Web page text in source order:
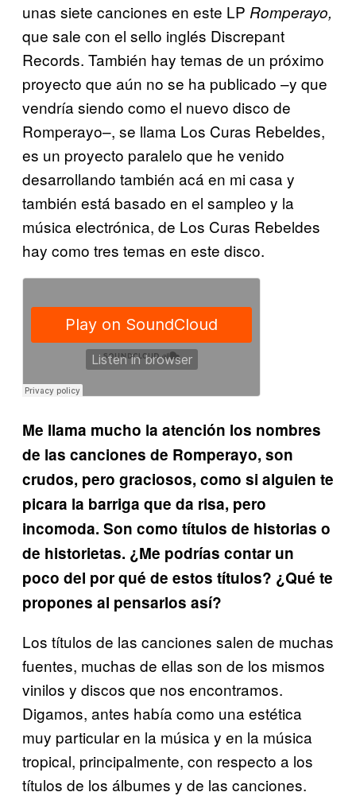
unas siete canciones en este LP Romperayo,
que sale con el sello inglés Discrepant
Records. También hay temas de un próximo
proyecto que aún no se ha publicado –y que
vendría siendo como el nuevo disco de
Romperayo–, se llama Los Curas Rebeldes,
es un proyecto paralelo que he venido
desarrollando también acá en mi casa y
también está basado en el sampleo y la
música electrónica, de Los Curas Rebeldes
hay como tres temas en este disco.
Me llama mucho la atención los nombres
de las canciones de Romperayo, son
crudos, pero graciosos, como si alguien te
picara la barriga que da risa, pero
incomoda. Son como títulos de historias o
de historietas. ¿Me podrías contar un
poco del por qué de estos títulos? ¿Qué te
propones al pensarlos así?
Los títulos de las canciones salen de muchas
fuentes, muchas de ellas son de los mismos
vinilos y discos que nos encontramos.
Digamos, antes había como una estética
muy particular en la música y en la música
tropical, principalmente, con respecto a los
títulos de los álbumes y de las canciones.